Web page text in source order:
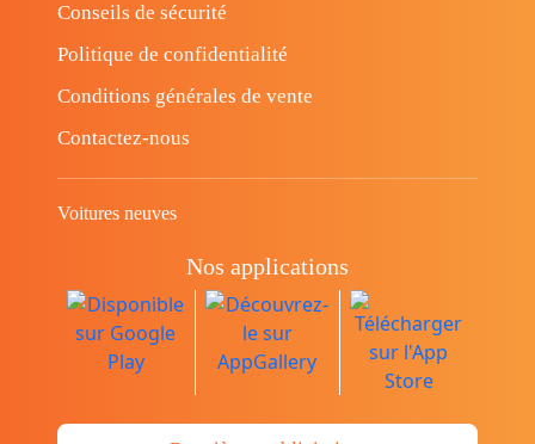
Conseils de sécurité
Politique de confidentialité
Conditions générales de vente
Contactez-nous
Voitures neuves
Nos applications